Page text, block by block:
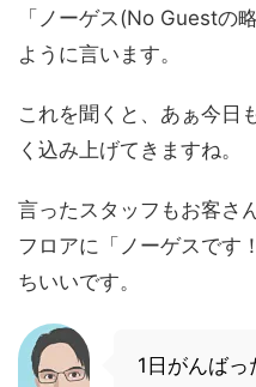
「ノーゲス(No Guestの
ように言います。
これを聞くと、あぁ今日
く込み上げてきますね。
言ったスタッフもお客さ
フロアに「ノーゲスです
ちいいです。
1日がんば